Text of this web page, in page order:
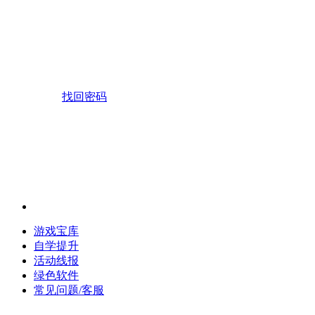
找回密码
游戏宝库
自学提升
活动线报
绿色软件
常见问题/客服